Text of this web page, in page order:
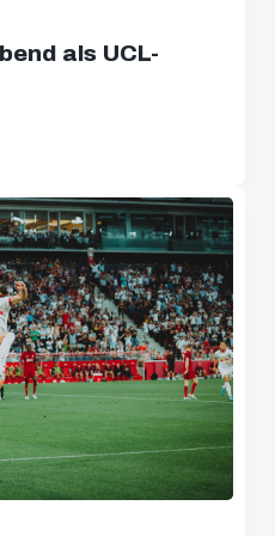
als UCL-